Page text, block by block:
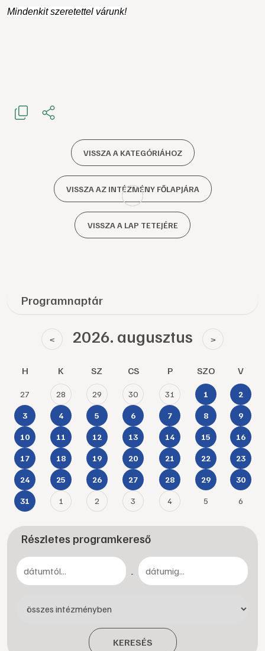
Mindenkit szeretettel várunk!
VISSZA A KATEGÓRIÁHOZ
VISSZA AZ INTÉZMÉNY FŐLAPJÁRA
VISSZA A LAP TETEJÉRE
Programnaptár
< 2026. augusztus >
H K SZ CS P SZO V
27 28 29 30 31 1 2
3 4 5 6 7 8 9
10 11 12 13 14 15 16
17 18 19 20 21 22 23
24 25 26 27 28 29 30
31 1 2 3 4 5 6
Részletes programkereső
-
KERESÉS